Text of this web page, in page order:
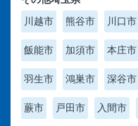
川越市
熊谷市 川口市
飯能市 加須市 本庄市
羽生市 鴻巣市 深谷市
蕨市 戸田市 入間市